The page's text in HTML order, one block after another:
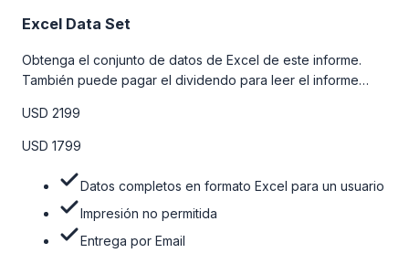
Excel Data Set
Obtenga el conjunto de datos de Excel de este informe.
También puede pagar el dividendo para leer el informe
la tabla de precios a continuación.
USD 2199
USD 1799
Datos completos en formato Excel para un usuario
Impresión no permitida
Entrega por Email